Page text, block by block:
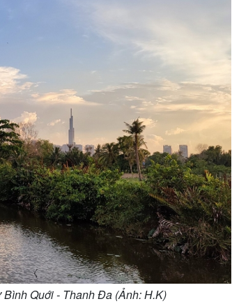
Quới - Thanh Đa (Ảnh: H.K)